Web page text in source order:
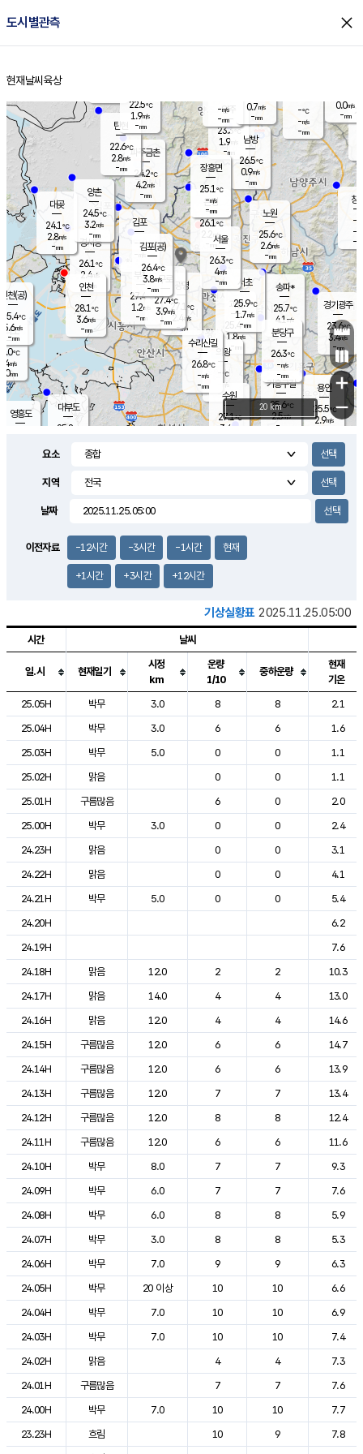
도시별관측 close
홈
현재날씨 육상
의도
℃
m/s
mm
영흥도
양주
23.3℃
1.9
-mm
과천
25.4℃
1.8m/s
- mm
용인
25.5℃
2.9m/s
경기광주
23.6℃
3.4m/s
-mm
2.6m/s
대부도
25.8
14.5
경서동
26.1℃
2.4 m/s
-mm
파주금촌
24.2℃
4.2m/s
-mm
-℃
-m/s
-mm
대곶
24.1℃
2.8m/s
-mm
창
-
-m/
-
탄현
22.6℃
2.8m/s
-mm
0.0m/s
-mm
의왕
- ℃
m/s
mm
김포
- ℃
-m/s
mm
광명
27.1
℃
2.4 m/s
-mm
부천
27.4℃
1.2m/s
-mm
양촌
24.5℃
3.2m/s
-mm
구로
27.4℃
3.9m/s
-mm
은평
26.1℃
2.2 m/s
- mm
노원
25.6℃
2.6m/s
-mm
송파*
25.7℃
4.1 m/s
-mm
서초
25.9℃
1.7m/s
-mm
남방
26.5℃
0.9m/s
-mm
기흥구갈
25.6℃
2.5m/s
-
수리산길
26.8℃
-m/s
-mm
분당구
26.3℃
-m/s
-mm
장흥면
25.1℃
-m/s
-mm
-m/s
-mm
인천(공)
25.4℃
5.6m/s
-mm
김포(공)
26.4℃
3.8m/s
-mm
수원
27.1℃
3.4 m/s
인천
28.1℃
3.6m/s
-mm
서울
26.3℃
4m/s
-mm
22.5℃
1.9m/s
-mm
0.7m/s
-mm
+
−
20 km
요소
지역
날짜
이전자료 -12시간 -3시간 -1시간 현재
+1시간 +3시간 +12시간
기상실황표 2025.11.25.05:00
도시별 기상실황표로 지점, 날씨, 기온, 강수, 바람, 기압등을 안내한 표입
시간 날씨
일.시 현재일기
시정
km
운량
1/10
중하운량
현재
기온
25.05H
박무 3.0 8 8
2.1
25.04H
박무 3.0 6 6
1.6
25.03H
박무 5.0 0 0
1.1
25.02H
맑음 0 0
1.1
25.01H
구름많음 6 0
2.0
25.00H
박무 3.0 0 0
2.4
24.23H
맑음 0 0
3.1
24.22H
맑음 0 0
4.1
24.21H
박무 5.0 0 0
5.4
24.20H
6.2
24.19H
7.6
24.18H
맑음 12.0 2 2
10.3
24.17H
맑음 14.0 4 4
13.0
24.16H
맑음 12.0 4 4
14.6
24.15H
구름많음 12.0 6 6
14.7
24.14H
구름많음 12.0 6 6
13.9
24.13H
구름많음 12.0 7 7
13.4
24.12H
구름많음 12.0 8 8
12.4
24.11H
구름많음 12.0 6 6
11.6
24.10H
박무 8.0 7 7
9.3
24.09H
박무 6.0 7 7
7.6
24.08H
박무 6.0 8 8
5.9
24.07H
박무 3.0 8 8
5.3
24.06H
박무 7.0 9 9
6.3
24.05H
박무 20 이상 10 10
6.6
24.04H
박무 7.0 10 10
6.9
24.03H
박무 7.0 10 10
7.4
24.02H
맑음 4 4
7.3
24.01H
구름많음 7 7
7.6
24.00H
박무 7.0 10 10
7.7
23.23H
흐림 10 9
7.8